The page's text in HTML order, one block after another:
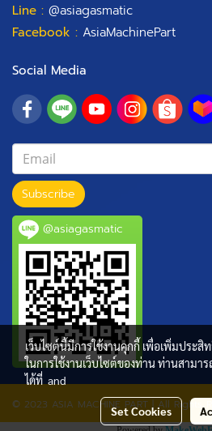
Line : @asiagasmatic
Facebook : AsiaMachinePart
Social Media
Subscribe
@asiagasmatic
© 2023 ASIA MACHINE PART | All Rights
เว็บไซต์นี้มีการใช้งานคุกกี้ เพื่อเพิ่มประ
ในการใช้งานเว็บไซต์ของท่าน ท่านสามา
ได้ที่ and
Set Cookies